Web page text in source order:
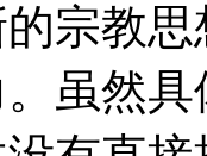
宗教
虽然